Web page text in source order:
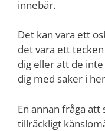
innebär.
Det kan vara ett
det vara ett
dig eller att de
dig med saker i
En annan fråga att
tillräckligt